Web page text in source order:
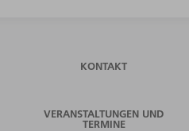
KONTAKT
VERANSTALTUNGEN UND
TERMINE